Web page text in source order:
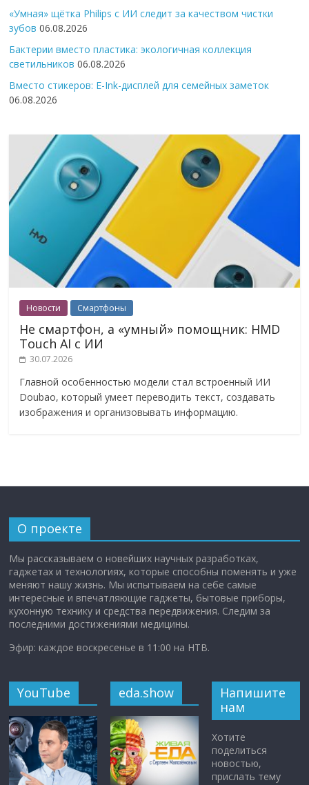
«Умная» щётка Philips с ИИ следит за качеством чистки
зубов 06.08.2026
Бактерии вместо пластика: экологичная коллекция
светильников 06.08.2026
Вместо стикеров: E-Ink-дисплей для семейных заметок
06.08.2026
Новости Смартфоны
Не смартфон, а «умный» помощник: HMD
Touch AI с ИИ
30.07.2026
Главной особенностью модели стал встроенный ИИ
Doubao, который умеет переводить текст, создавать
изображения и организовывать информацию.
О проекте
Мы рассказываем о новейших научных разработках,
гаджетах и технологиях, которые способны поменять и уже
меняют нашу жизнь. Мы испытываем на себе самые
интересные и впечатляющие гаджеты, бытовые приборы,
кухонную технику и средства передвижения. Следим за
последними достижениями медицины.
Эфир: каждое воскресенье в 11:00 на НТВ.
YouTube eda.show
Напишите
нам
Хотите
поделиться
новостью,
прислать тему